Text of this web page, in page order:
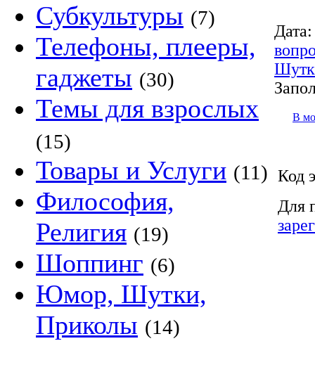
Субкультуры (7)
Телефоны, плееры,
гаджеты (30)
Темы для взрослых
(15)
Товары и Услуги (11)
Философия,
Религия (19)
Шоппинг (6)
Юмор, Шутки,
Приколы (14)
Дата:
В
Код
Для